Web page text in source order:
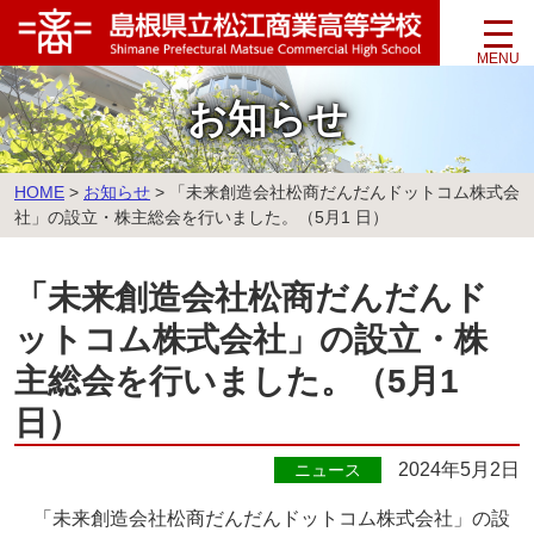
このページの本文へ
お知らせ
こ
の
ペ
位
置:
HOME > お知らせ >
「未来創造会社松商だんだんドットコム株式会
社」の設立・株主総会を行いました。（5月1 日）
「未来創造会社松商だんだんド
ットコム株式会社」の設立・株
主総会を行いました。（5月1
日）
ニュース 2024年5月2日
「未来創造会社松商だんだんドットコム株式会社」の設